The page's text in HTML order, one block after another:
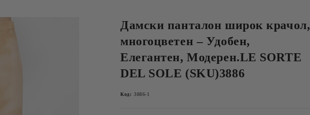
Дамски панталон широк крачол,
многоцветен – Удобен,
Елегантен, Модерен.LE SORTE
DEL SOLE (SKU)3886
Код: 3886-1